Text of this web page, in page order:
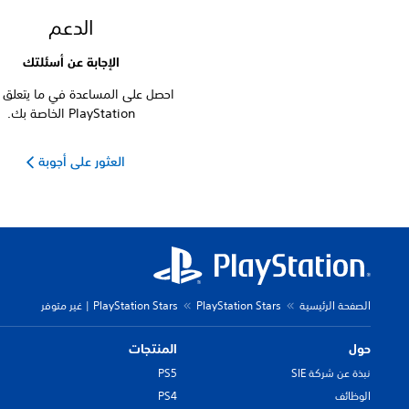
الدعم
الإجابة عن أسئلتك
احصل على المساعدة في ما يتعلق
PlayStation الخاصة بك.
العثور على أجوبة
الصفحة الرئيسية PlayStation Stars PlayStation Stars | غير متوفر
حول
نبذة عن شركة SIE
الوظائف
المنتجات
PS5
PS4